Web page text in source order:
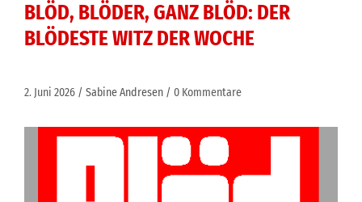
BLÖD, BLÖDER, GANZ BLÖD: DER
BLÖDESTE WITZ DER WOCHE
2. Juni 2026 Sabine Andresen 0 Kommentare